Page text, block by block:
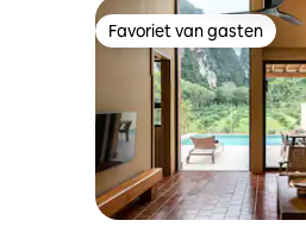
Favoriet van gasten
Favoriet van gasten